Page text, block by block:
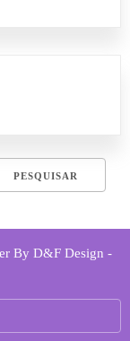
By D&F Design -